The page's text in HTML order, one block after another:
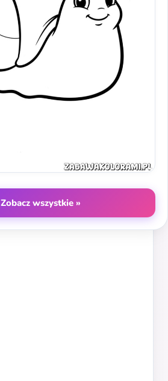
Zobacz wszystkie »